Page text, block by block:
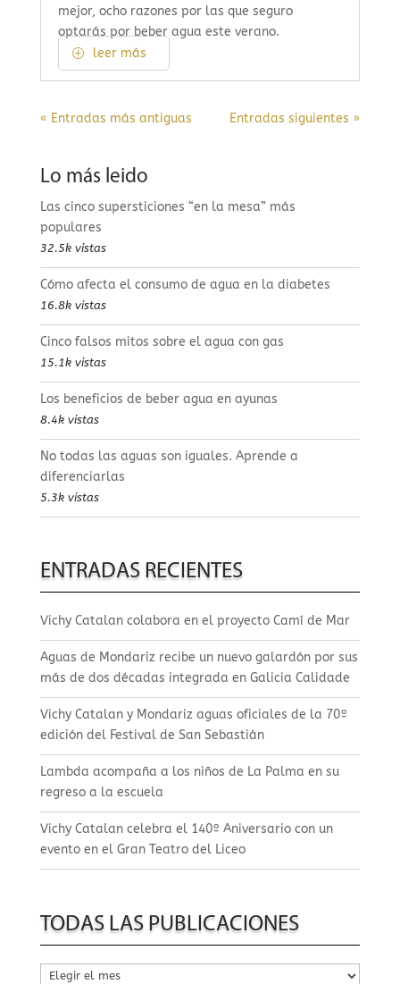
mejor, ocho razones por las que seguro
optarás por beber agua este verano.
leer más
« Entradas más antiguas Entradas siguientes »
Lo más leido
Las cinco supersticiones “en la mesa” más
populares
32.5k vistas
Cómo afecta el consumo de agua en la diabetes
16.8k vistas
Cinco falsos mitos sobre el agua con gas
15.1k vistas
Los beneficios de beber agua en ayunas
8.4k vistas
No todas las aguas son iguales. Aprende a
diferenciarlas
5.3k vistas
ENTRADAS RECIENTES
Vichy Catalan colabora en el proyecto Camí de Mar
Aguas de Mondariz recibe un nuevo galardón por sus
más de dos décadas integrada en Galicia Calidade
Vichy Catalan y Mondariz aguas oficiales de la 70º
edición del Festival de San Sebastián
Lambda acompaña a los niños de La Palma en su
regreso a la escuela
Vichy Catalan celebra el 140º Aniversario con un
evento en el Gran Teatro del Liceo
TODAS LAS PUBLICACIONES
Todas